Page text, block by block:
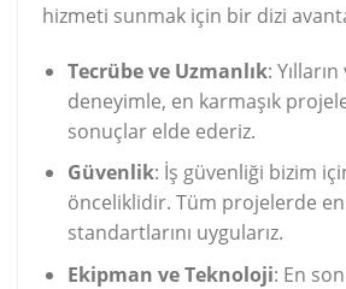
hizmeti sunmak için bir dizi
Tecrübe ve Uzmanlık:
deneyimle, en karmaşık
sonuçlar elde ederiz.
Güvenlik: İş güvenliği bizim
önceliklidir. Tüm projelerde
standartlarını uygularız.
Ekipman ve Teknoloji: En